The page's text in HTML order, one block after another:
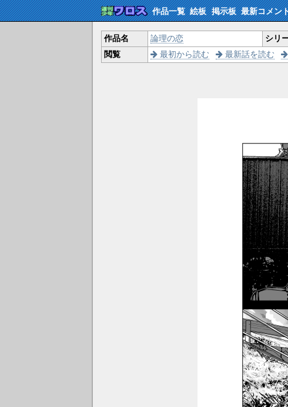
作品一覧 絵板 掲示板 最新コメン
作品名 論理の恋 シリ
閲覧
最初から読む 最新話を読む